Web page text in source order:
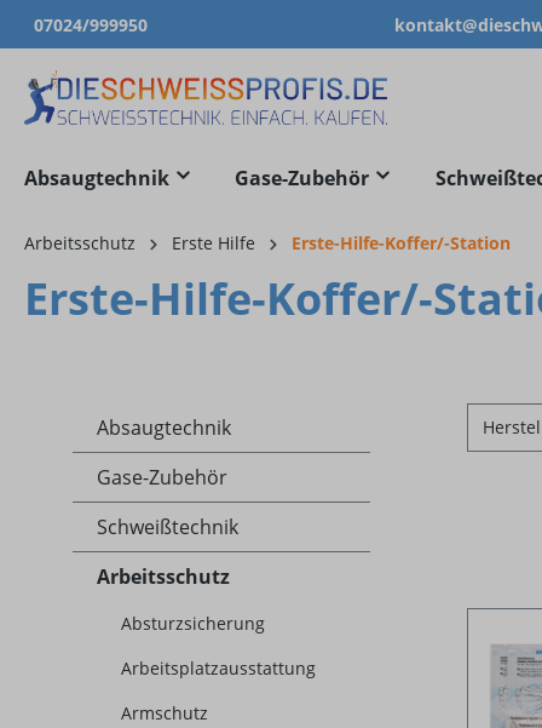
Zur Hauptnavigation springen
07024/999950
Absaugtechnik Gase-Zubehör
Arbeitsschutz Erste Hilfe Erste-Hilfe-Koffer/-Station
Erste-Hilfe-Koffer/-
Absaugtechnik
Gase-Zubehör
Schweißtechnik
Arbeitsschutz
Absturzsicherung
Arbeitsplatzausstattung
Armschutz